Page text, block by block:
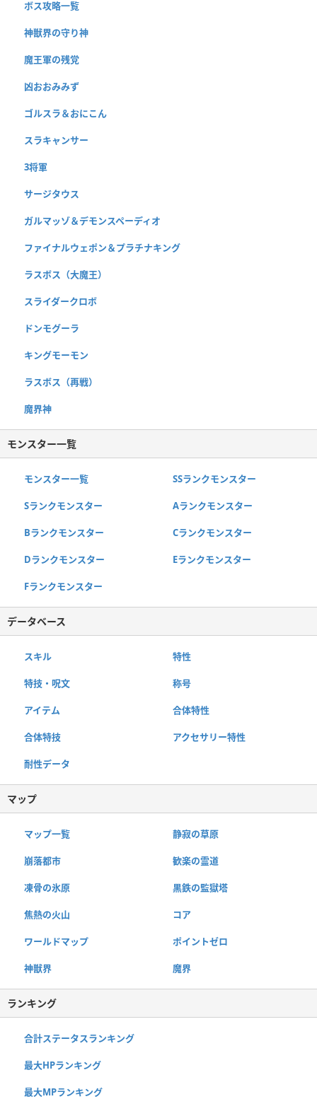
ボス攻略一覧
神獣界の守り神
魔王軍の残党
凶おおみみず
ゴルスラ＆おにこん
スラキャンサー
3将軍
サージタウス
ガルマッゾ＆デモンスペーディオ
ファイナルウェポン＆プラチナキング
ラスボス（大魔王）
スライダークロボ
ドンモグーラ
キングモーモン
ラスボス（再戦）
魔界神
モンスター一覧
モンスター一覧 SSランクモンスター
Sランクモンスター Aランクモンスター
Bランクモンスター Cランクモンスター
Dランクモンスター Eランクモンスター
Fランクモンスター
データベース
スキル 特性
特技・呪文 称号
アイテム 合体特性
合体特技 アクセサリー特性
耐性データ
マップ
マップ一覧 静寂の草原
崩落都市 歓楽の霊道
凍骨の氷原 黒鉄の監獄塔
焦熱の火山 コア
ワールドマップ ポイントゼロ
神獣界 魔界
ランキング
合計ステータスランキング
最大HPランキング
最大MPランキング